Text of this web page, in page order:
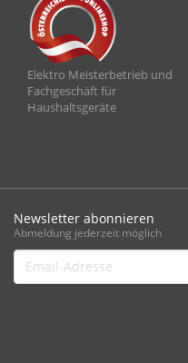
Elektro Meisterbetrieb und
Fachgeschäft für
Haushaltsgeräte
Newsletter abonnieren
Abmeldung jederzeit möglich
Email-
Adresse